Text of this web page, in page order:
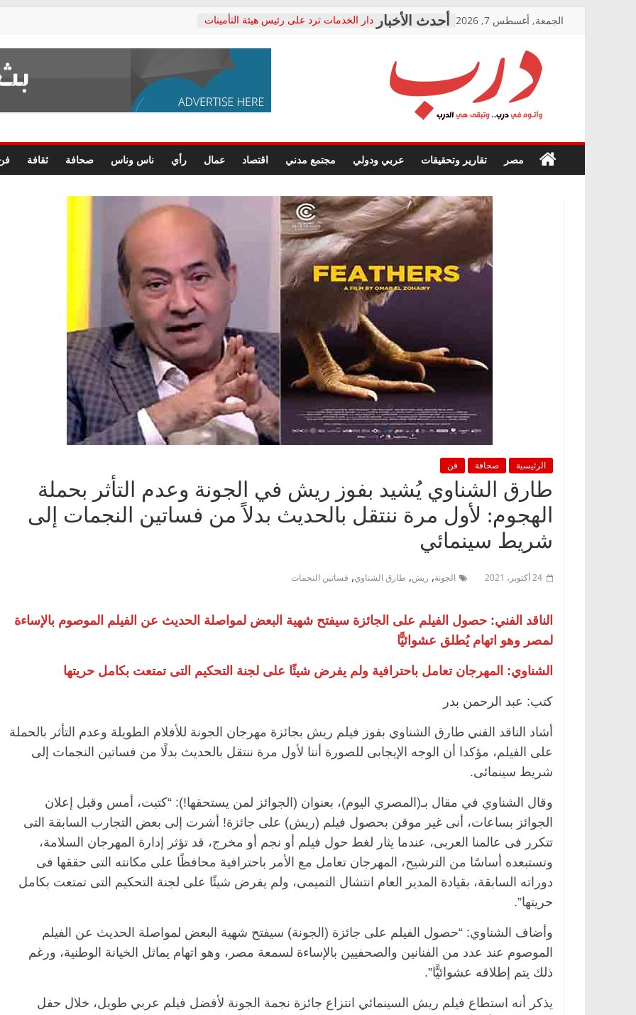
الجمعة, أغسطس 7, 2026
دار الخدمات ترد على رئيس هيئة التأمينات
معاناة أصحاب المعاشات.. ونطالب بكشف
فرحات سليمان يكتب: القطاع الصحي إلى
حزب التحالف الشعبي يطلق لجنة “الحق
صور .. اعتماد الرسومات النهائية للقرار
الوزاري لمدينة الصحفيين.. وانتهاء أعمال
إنشاء المبنى الإداري
متابعة قضية الدكتور محمد زهران.. ويؤكد:
قرينة البراءة وضمانات المحاكمة العادلة
حق أصيل
درب
في
درب..
مصر تقارير وتحقيقات عربي ودولي مجتمع مدني اقتصاد عمال رأي ناس وناس صحافة ثقافة
الرئيسية صحافة فن
طارق الشناوي يُشيد بفوز ريش في الجونة وعدم التأثر بحملة
الهجوم: لأول مرة ننتقل بالحديث بدلاً من فساتين النجمات إلى
شريط سينمائي
24 أكتوبر، 2021 الجونة, ريش, طارق الشناوي, فساتين النجمات
الناقد الفني: حصول الفيلم على الجائزة سيفتح شهية البعض لمواصلة الحديث عن الفيلم الموصوم بالإساءة
لمصر وهو اتهام يُطلق عشوائيًّا
الشناوي: المهرجان تعامل باحترافية ولم يفرض شيئًا على لجنة التحكيم التى تمتعت بكامل حريتها
كتب: عبد الرحمن بدر
أشاد الناقد الفني طارق الشناوي بفوز فيلم ريش بجائزة مهرجان الجونة للأفلام الطويلة وعدم التأثر بالحملة
على الفيلم، مؤكدا أن الوجه الإيجابى للصورة أننا لأول مرة ننتقل بالحديث بدلًا من فساتين النجمات إلى
شريط سينمائى.
وقال الشناوي في مقال بـ(المصري اليوم)، بعنوان (الجوائز لمن يستحقها!): “كتبت، أمس وقبل إعلان
الجوائز بساعات، أنى غير موقن بحصول فيلم (ريش) على جائزة! أشرت إلى بعض التجارب السابقة التى
تتكرر فى عالمنا العربى، عندما يثار لغط حول فيلم أو نجم أو مخرج، قد تؤثر إدارة المهرجان السلامة،
وتستبعده أساسًا من الترشيح، المهرجان تعامل مع الأمر باحترافية محافظًا على مكانته التى حققها فى
دوراته السابقة، بقيادة المدير العام انتشال التميمى، ولم يفرض شيئًا على لجنة التحكيم التى تمتعت بكامل
حريتها”.
وأضاف الشناوي: “حصول الفيلم على جائزة (الجونة) سيفتح شهية البعض لمواصلة الحديث عن الفيلم
الموصوم عند عدد من الفنانين والصحفيين بالإساءة لسمعة مصر، وهو اتهام يماثل الخيانة الوطنية، ورغم
ذلك يتم إطلاقه عشوائيًّا”.
يذكر أنه استطاع فيلم ريش السينمائي انتزاع جائزة نجمة الجونة لأفضل فيلم عربي طويل، خلال حفل